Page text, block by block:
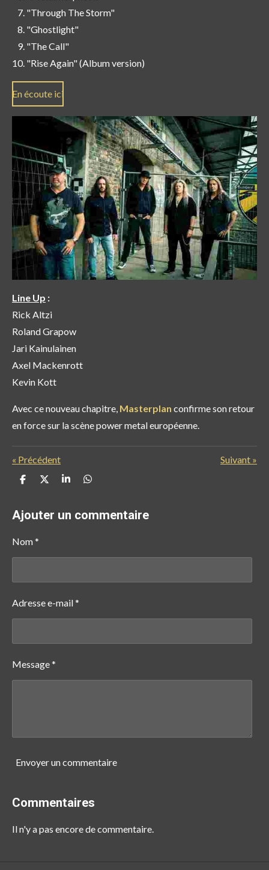
"Through The Storm"
"Ghostlight"
"The Call"
"Rise Again" (Album version)
En écoute ici
Line Up :
Rick Altzi
Roland Grapow
Jari Kainulainen
Axel Mackenrott
Kevin Kott
Avec ce nouveau chapitre, Masterplan confirme son retour
en force sur la scène power metal européenne.
« Précédent Suivant »
P
t
a
e
P
t
a
P
t
a
P
t
a
Ajouter un commentaire
Nom *
Adresse e-mail *
Message *
Envoyer un commentaire
Commentaires
Il n'y a pas encore de commentaire.